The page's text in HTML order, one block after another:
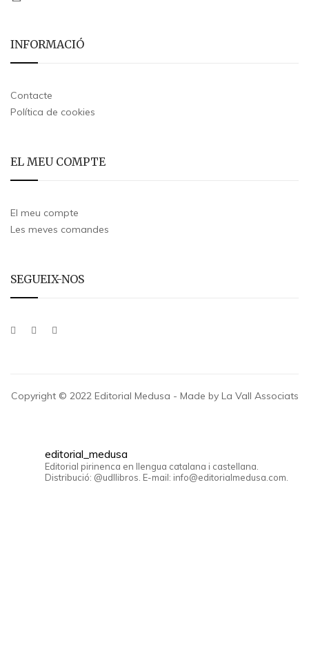
INFORMACIÓ
Contacte
Política de cookies
EL MEU COMPTE
El meu compte
Les meves comandes
SEGUEIX-NOS
Copyright © 2022 Editorial Medusa - Made by La Vall Associats
editorial_medusa
Editorial pirinenca en llengua catalana i castellana.
Distribució: @udllibros. E-mail: info@editorialmedusa.com.